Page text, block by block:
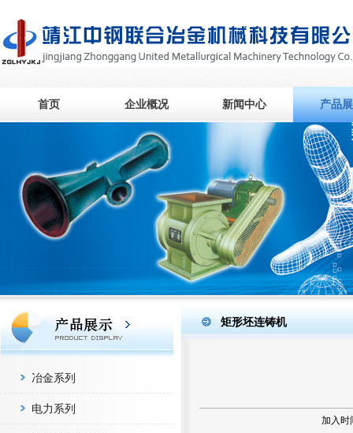
首页 企业概况 新闻中心 产品
冶金系列
电力系列
矩形坯连铸机
加入